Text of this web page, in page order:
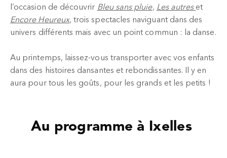
l’occasion de découvrir Bleu sans pluie, Les autres et
Encore Heureux, trois spectacles naviguant dans des
univers différents mais avec un point commun : la danse.
Au printemps, laissez-vous transporter avec vos enfants
dans des histoires dansantes et rebondissantes. Il y en
aura pour tous les goûts, pour les grands et les petits !
Au programme à Ixelles